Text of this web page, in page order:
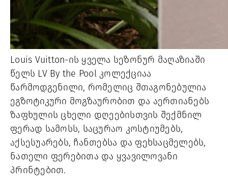
Louis Vuitton-ის ყველა სეზონურ მაღაზიაში
წელს LV By the Pool კოლექციაა
წარმოდგენილი, რომელიც შთაგონებულია
ეგზოტიკური მოგზაურობით და აერთიანებს
ზაფხულის ცხელი დღეებისთვის შექმნილ
ფერად სამოსს, საცურაო კოსტიუმებს,
აქსესუარებს, ჩანთებსა და ფეხსაცმელებს,
ნათელი ფერებითა და ყვავილოვანი
პრინტებით.